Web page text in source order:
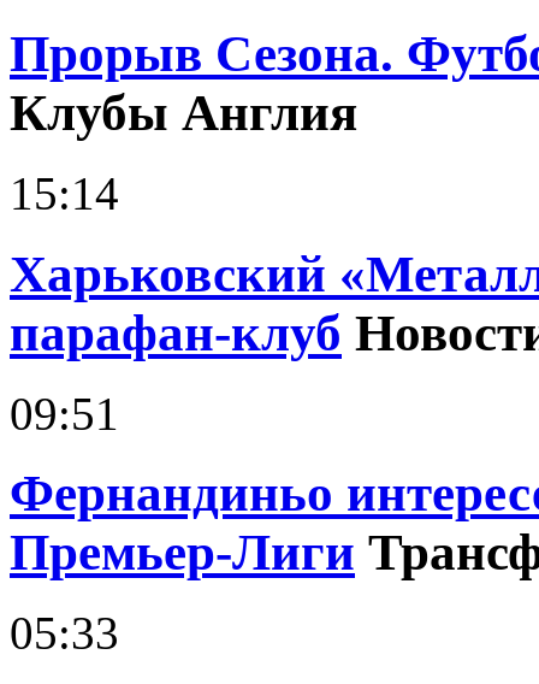
Прорыв Сезона.
Клубы Англия
15:14
Харьковский
парафан-клуб
09:51
Фернандиньо
Премьер-Лиги
05:33